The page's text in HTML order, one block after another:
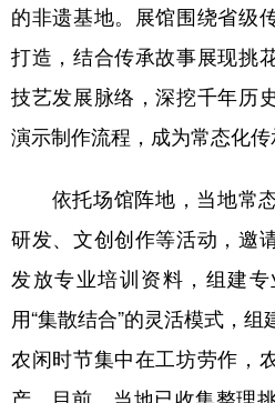
English Español
Русский язык
Deutsch Português
的非遗基地。展馆围绕省级
打造，结合传承故事展现挑
技艺发展脉络，深挖千年历
演示制作流程，成为常态化传
依托场馆阵地，当地常
研发、文创创作等活动，邀
发放专业培训资料，组建
用“集散结合”的灵活模式，组
农闲时节集中在工坊劳作，